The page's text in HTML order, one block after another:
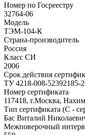
Номер по Госреестру
32764-06
Модель
ТЭМ-104-К
Страна-производитель
Россия
Класс СИ
2006
Срок действия
ТУ 4218-008-52392185-
Номер сертификата
117418, г.Москва,
Тип сертификата (C -
Бас Виталий
Межповерочный